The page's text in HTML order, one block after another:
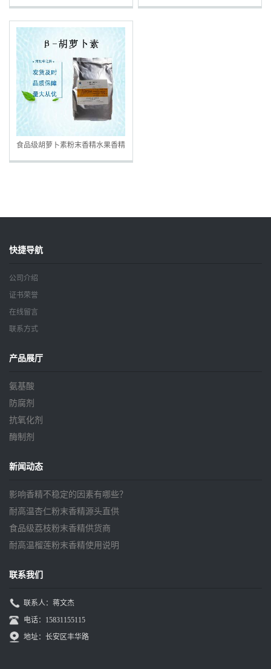
级增味提鲜剂 添加原料
食品级胡萝卜素粉末香精水果香精
香精香料食品添加剂
快捷导航
公司介绍
证书荣誉
在线留言
联系方式
产品展厅
氨基酸
防腐剂
抗氧化剂
酶制剂
新闻动态
影响香精不稳定的因素有哪些？
耐高温杏仁粉末香精源头直供
食品级荔枝粉末香精供货商
耐高温榴莲粉末香精使用说明
联系我们
联系人：蒋文杰
电话：15831155115
地址：长安区丰华路